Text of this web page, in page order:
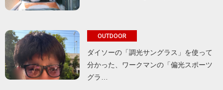
OUTDOOR
ダイソーの「調光サングラス」を使って
分かった、ワークマンの「偏光スポーツ
グラ…